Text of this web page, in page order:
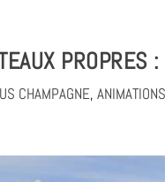
PROPRES
CHAMPAGNE, ANIMATIONS